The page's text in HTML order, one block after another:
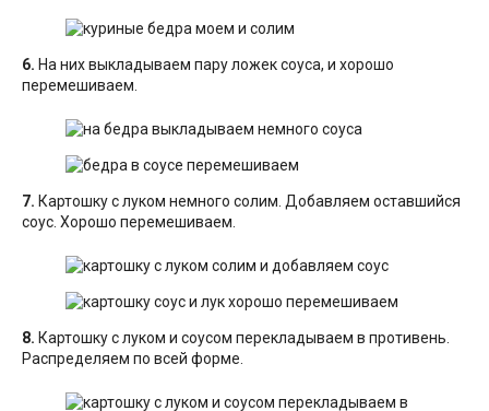
6. На них выкладываем пару ложек соуса, и хорошо
перемешиваем.
7. Картошку с луком немного солим. Добавляем оставшийся
соус. Хорошо перемешиваем.
8. Картошку с луком и соусом перекладываем в противень.
Распределяем по всей форме.